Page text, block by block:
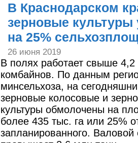
В Краснодарском
зерновые культуры
на 25%
26 июня 2019
В полях работает свыше 4,2
комбайнов. По данным
минсельхоза, на
зерновые колосовые и
культуры обмолочены на
более 435 тыс. га или 25%
запланированного. Валовой